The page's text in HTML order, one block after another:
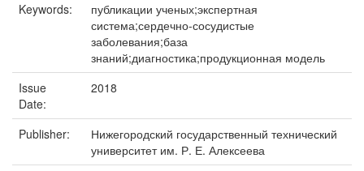
Keywords:
публикации ученых;экспертная
система;сердечно-сосудистые
заболевания;база
знаний;диагностика;продукционная модель
Issue
Date:
2018
Publisher:
Нижегородский государственный технический
университет им. Р. Е. Алексеева